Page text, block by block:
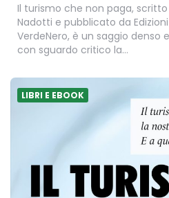
Il turismo che non paga,
Nadotti e pubblicato da
VerdeNero, è un saggio
con sguardo critico la…
LIBRI E EBOOK